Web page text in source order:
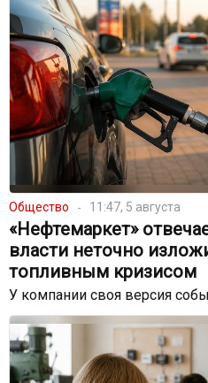
Общество 11:47, 5 августа
«Нефтемаркет»
власти неточно
топливным кризисом
У компании своя версия